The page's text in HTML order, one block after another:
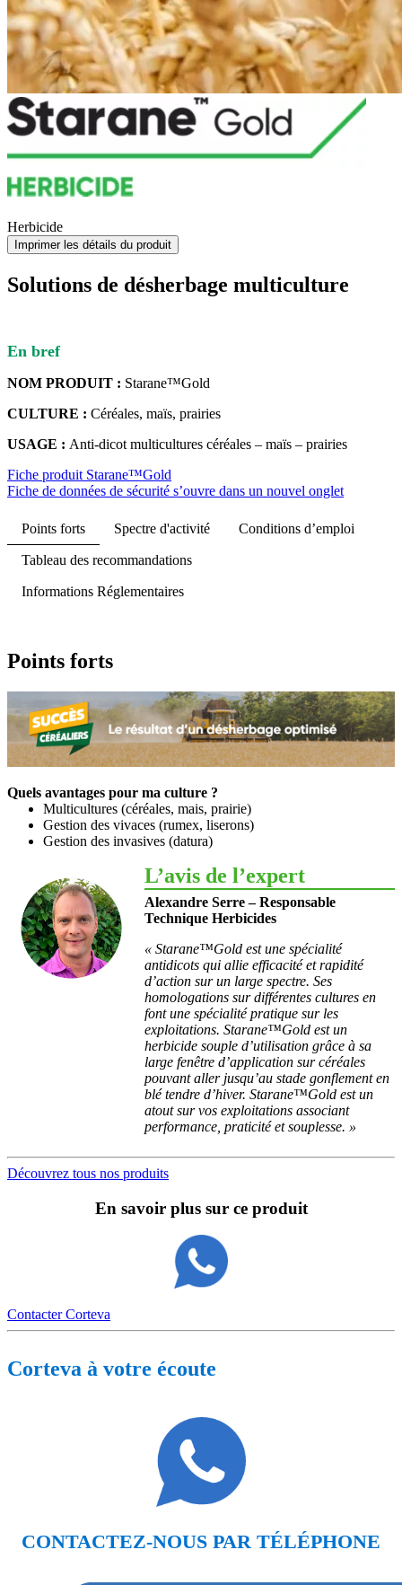
Herbicide
Imprimer les détails du produit
Solutions de désherbage multiculture
En bref
NOM PRODUIT : Starane™Gold
CULTURE : Céréales, maïs, prairies
USAGE : Anti-dicot multicultures céréales – maïs – prairies
Fiche produit Starane™Gold
Fiche de données de sécurité s’ouvre dans un nouvel onglet
Points forts Spectre d'activité Conditions d’emploi
Tableau des recommandations
Informations Réglementaires
Points forts
Quels avantages pour ma culture ?
Multicultures (céréales, mais, prairie)
Gestion des vivaces (rumex, liserons)
Gestion des invasives (datura)
L’avis de l’expert
Alexandre Serre – Responsable
Technique Herbicides
« Starane™Gold est une spécialité
antidicots qui allie efficacité et rapidité
d’action sur un large spectre. Ses
homologations sur différentes cultures en
font une spécialité pratique sur les
exploitations. Starane™Gold est un
herbicide souple d’utilisation grâce à sa
large fenêtre d’application sur céréales
pouvant aller jusqu’au stade gonflement en
blé tendre d’hiver. Starane™Gold est un
atout sur vos exploitations associant
performance, praticité et souplesse. »
Découvrez tous nos produits
En savoir plus sur ce produit
Contacter Corteva
Corteva à votre écoute
CONTACTEZ-NOUS PAR TÉLÉPHONE